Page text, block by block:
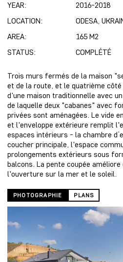
YEAR:
2016-2018
LOCATION:
ODESA,
AREA:
165 M2
STATUS:
COMPLÉTÉ
Trois murs fermés de la maison
et de la route, et le quatrième
d'une maison traditionnelle avec
de laquelle deux "cabanes" avec
privées sont aménagées. Le vide
et l'enveloppe extérieure remplit
espaces intérieurs - la chambre
coucher principale, l'espace
prolongements extérieurs sous
balcons. La pente coupée
l'ouverture sur la mer et le soleil.
PHOTOGRAPHIE PLANS